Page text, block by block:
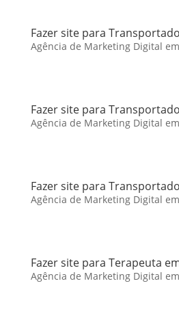
Fazer site para
Agência de Marketing Digital
Fazer site para
Agência de Marketing Digital
Fazer site para
Agência de Marketing Digital
Fazer site para Terapeuta
Agência de Marketing Digital